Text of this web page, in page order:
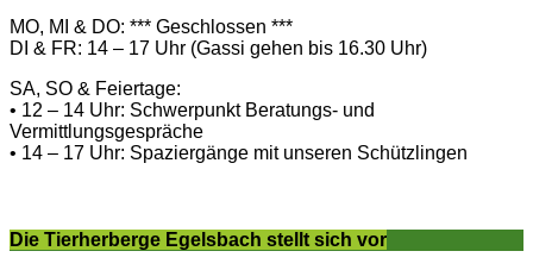
MO, MI & DO: *** Geschlossen ***
DI & FR: 14 – 17 Uhr (Gassi gehen bis 16.30 Uhr)
SA, SO & Feiertage:
• 12 – 14 Uhr: Schwerpunkt Beratungs- und
Vermittlungsgespräche
• 14 – 17 Uhr: Spaziergänge mit unseren Schützlingen
Die Tierherberge Egelsbach stellt sich vor